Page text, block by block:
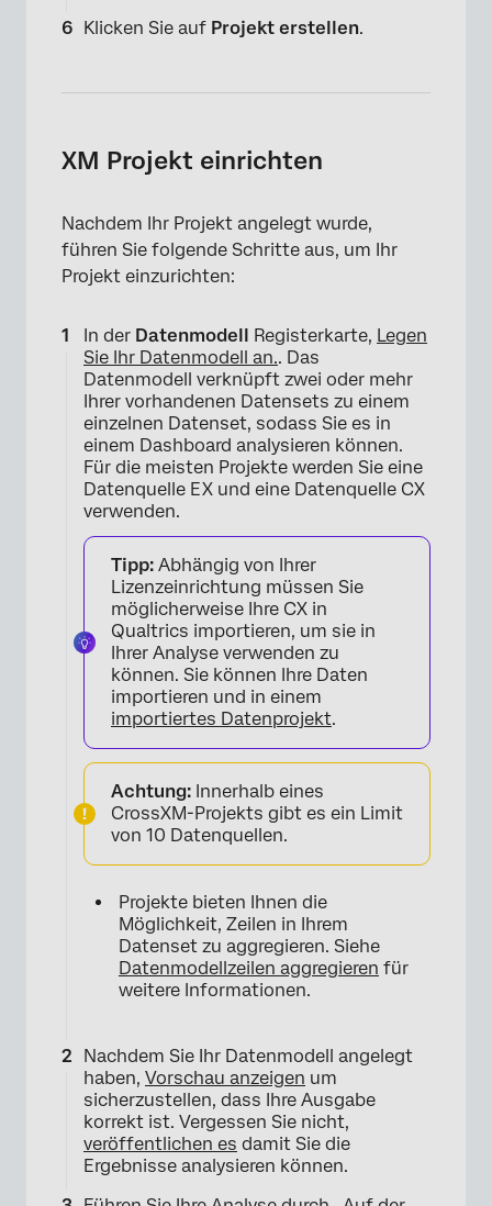
×
×
Klicken Sie auf Projekt erstellen.
XM Projekt einrichten
Nachdem Ihr Projekt angelegt wurde,
führen Sie folgende Schritte aus, um Ihr
Projekt einzurichten:
In der Datenmodell Registerkarte, Legen
Sie Ihr Datenmodell an.. Das
Datenmodell verknüpft zwei oder mehr
Ihrer vorhandenen Datensets zu einem
einzelnen Datenset, sodass Sie es in
einem Dashboard analysieren können.
Für die meisten Projekte werden Sie eine
Datenquelle EX und eine Datenquelle CX
verwenden.
Tipp: Abhängig von Ihrer
Lizenzeinrichtung müssen Sie
möglicherweise Ihre CX in
Qualtrics importieren, um sie in
Ihrer Analyse verwenden zu
können. Sie können Ihre Daten
importieren und in einem
importiertes Datenprojekt.
Achtung: Innerhalb eines
CrossXM-Projekts gibt es ein Limit
von 10 Datenquellen.
Projekte bieten Ihnen die
Möglichkeit, Zeilen in Ihrem
Datenset zu aggregieren. Siehe
Datenmodellzeilen aggregieren für
weitere Informationen.
Nachdem Sie Ihr Datenmodell angelegt
haben, Vorschau anzeigen um
sicherzustellen, dass Ihre Ausgabe
korrekt ist. Vergessen Sie nicht,
veröffentlichen es damit Sie die
Ergebnisse analysieren können.